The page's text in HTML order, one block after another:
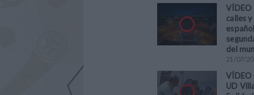
VÍDEO
calles
del
21 /07/
VÍDEO
UD